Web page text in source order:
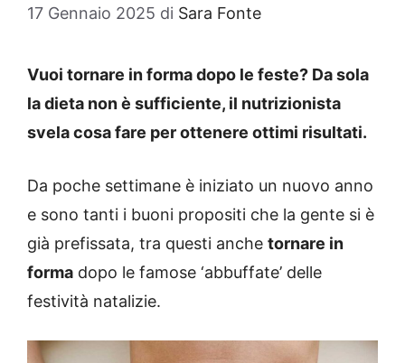
17 Gennaio 2025 di Sara Fonte
Vuoi tornare in forma dopo le feste? Da sola
la dieta non è sufficiente, il nutrizionista
svela cosa fare per ottenere ottimi risultati.
Da poche settimane è iniziato un nuovo anno
e sono tanti i buoni propositi che la gente si è
già prefissata, tra questi anche tornare in
forma dopo le famose ‘abbuffate’ delle
festività natalizie.